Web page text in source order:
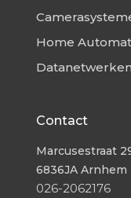
Home
Datanetwerken
Contact
Marcusestraat
6836JA Arnhem
026-2062176